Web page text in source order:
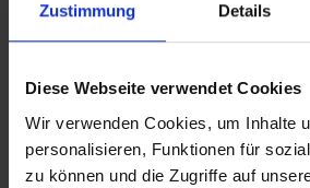
Zustimmung Details
Diese Webseite verwendet Cookies
Wir verwenden Cookies, um Inhalte
personalisieren, Funktionen für
zu können und die Zugriffe auf
epd erklärt: Tag der
Bilder